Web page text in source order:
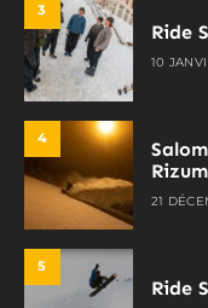
3
Ride
10
4
21
5
Ride